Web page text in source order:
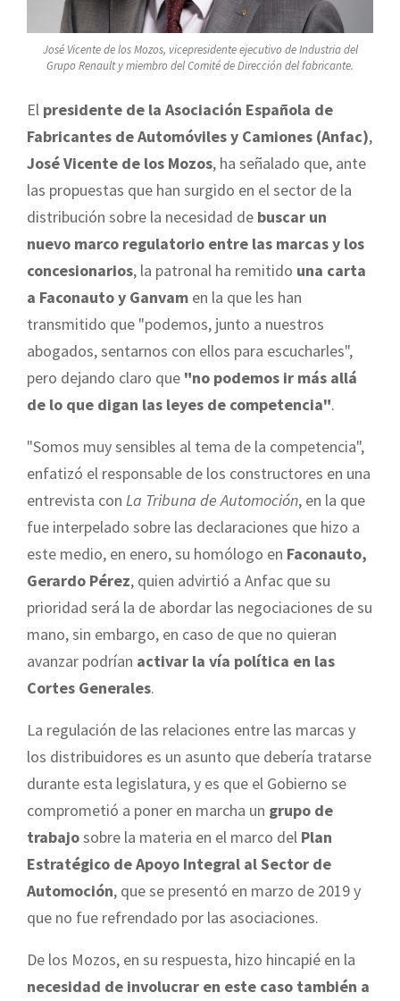
José Vicente de los Mozos, vicepresidente ejecutivo de Industria del
Grupo Renault y miembro del Comité de Dirección del fabricante.
El presidente de la Asociación Española de
Fabricantes de Automóviles y Camiones (Anfac),
José Vicente de los Mozos, ha señalado que, ante
las propuestas que han surgido en el sector de la
distribución sobre la necesidad de buscar un
nuevo marco regulatorio entre las marcas y los
concesionarios, la patronal ha remitido una carta
a Faconauto y Ganvam en la que les han
transmitido que "podemos, junto a nuestros
abogados, sentarnos con ellos para escucharles",
pero dejando claro que "no podemos ir más allá
de lo que digan las leyes de competencia".
"Somos muy sensibles al tema de la competencia",
enfatizó el responsable de los constructores en una
entrevista con La Tribuna de Automoción, en la que
fue interpelado sobre las declaraciones que hizo a
este medio, en enero, su homólogo en Faconauto,
Gerardo Pérez, quien advirtió a Anfac que su
prioridad será la de abordar las negociaciones de su
mano, sin embargo, en caso de que no quieran
avanzar podrían activar la vía política en las
Cortes Generales.
La regulación de las relaciones entre las marcas y
los distribuidores es un asunto que debería tratarse
durante esta legislatura, y es que el Gobierno se
comprometió a poner en marcha un grupo de
trabajosobre la materia en el marco del Plan
Estratégico de Apoyo Integral al Sector de
Automoción, que se presentó en marzo de 2019 y
que no fue refrendado por las asociaciones.
De los Mozos, en su respuesta, hizo hincapié en la
necesidad de involucrar en este caso también a